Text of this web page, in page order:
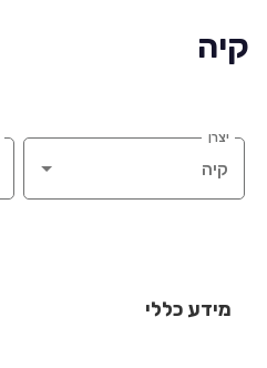
קיה
יצרן
מידע כללי